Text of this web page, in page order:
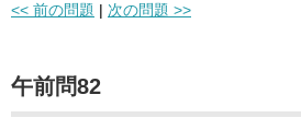
<< 前の問題 | 次の問題 >>
午前問82